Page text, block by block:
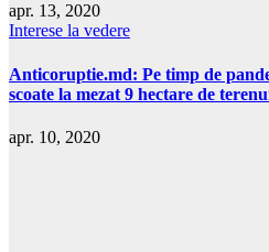
apr. 13, 2020
Interese la vedere
Anticoruptie.md: Pe timp de
scoate la mezat 9 hectare de
apr. 10, 2020